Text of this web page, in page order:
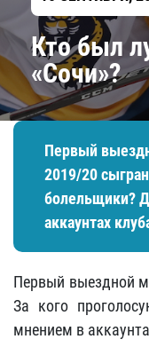
Кто был
«Сочи»?
Первый
2019/20
болельщики?
аккаунтах
Первый выездной
За кого
мнением в